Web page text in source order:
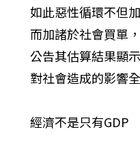
如此惡性循環不但
而加諸於社會買單
公告其估算結果顯
對社會造成的影響
經濟不是只有GDP